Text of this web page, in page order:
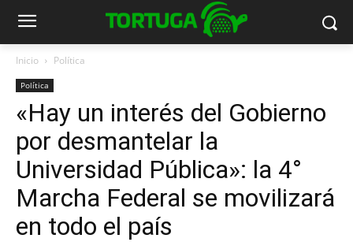
Inicio Política
Política
«Hay un interés del Gobierno
por desmantelar la
Universidad Pública»: la 4°
Marcha Federal se movilizará
en todo el país